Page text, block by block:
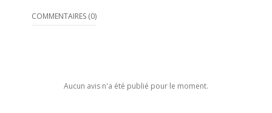
COMMENTAIRES (0)
Aucun avis n'a été publié pour le moment.